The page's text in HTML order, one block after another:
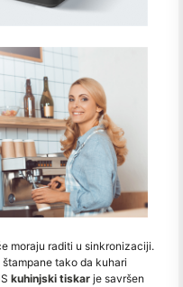
moraju raditi u sinkronizaciji.
tako da kuhari
kuhinjski tiskar je savršen